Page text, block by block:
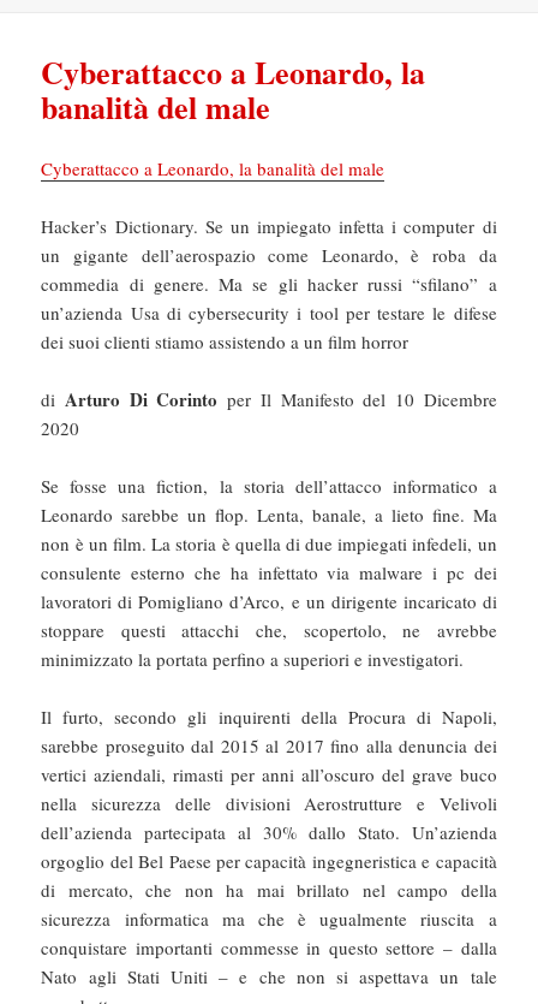
Cyberattacco a Leonardo, la
banalità del male
Cyberattacco a Leonardo, la banalità del male
Hacker’s Dictionary. Se un impiegato infetta i computer di
un gigante dell’aerospazio come Leonardo, è roba da
commedia di genere. Ma se gli hacker russi “sfilano” a
un’azienda Usa di cybersecurity i tool per testare le difese
dei suoi clienti stiamo assistendo a un film horror
di Arturo Di Corinto per Il Manifesto del 10 Dicembre
2020
Se fosse una fiction, la storia dell’attacco informatico a
Leonardo sarebbe un flop. Lenta, banale, a lieto fine. Ma
non è un film. La storia è quella di due impiegati infedeli, un
consulente esterno che ha infettato via malware i pc dei
lavoratori di Pomigliano d’Arco, e un dirigente incaricato di
stoppare questi attacchi che, scopertolo, ne avrebbe
minimizzato la portata perfino a superiori e investigatori.
Il furto, secondo gli inquirenti della Procura di Napoli,
sarebbe proseguito dal 2015 al 2017 fino alla denuncia dei
vertici aziendali, rimasti per anni all’oscuro del grave buco
nella sicurezza delle divisioni Aerostrutture e Velivoli
dell’azienda partecipata al 30% dallo Stato. Un’azienda
orgoglio del Bel Paese per capacità ingegneristica e capacità
di mercato, che non ha mai brillato nel campo della
sicurezza informatica ma che è ugualmente riuscita a
conquistare importanti commesse in questo settore – dalla
Nato agli Stati Uniti – e che non si aspettava un tale